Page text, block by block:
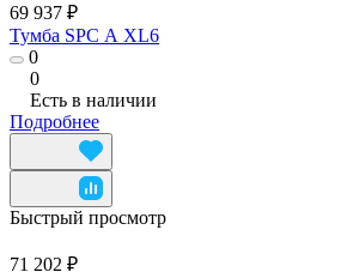
69 937 ₽
Тумба SPC А XL6
0
0
Есть в наличии
Подробнее
Быстрый просмотр
71 202 ₽